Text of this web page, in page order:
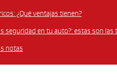
¿Qué ventajas tienen?
seguridad en tu auto?: estas son las
notas